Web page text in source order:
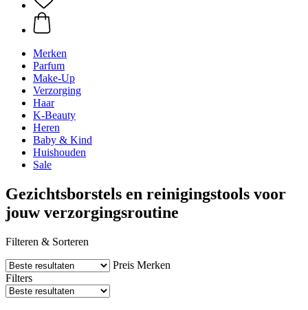
Merken
Parfum
Make-Up
Verzorging
Haar
K-Beauty
Heren
Baby & Kind
Huishouden
Sale
Gezichtsborstels en reinigingstools voor
jouw verzorgingsroutine
Filteren & Sorteren
Preis Merken
Filters